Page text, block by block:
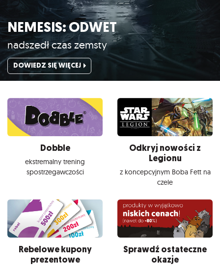
NEMESIS: ODWET
nadszedł czas zemsty
DOWIEDZ SIĘ WIĘCEJ
Dobble
ekstremalny trening
spostrzegawczości
Odkryj nowości z
Legionu
z koncepcyjnym Boba Fett na
czele
Rebelowe kupony
prezentowe
Sprawdź ostateczne
okazje